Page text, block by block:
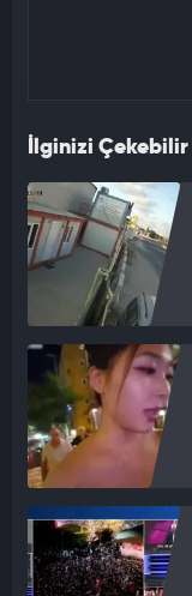
İlginizi Çekebilir